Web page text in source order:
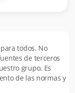
todos. No
de terceros
grupo. Es
de las normas y